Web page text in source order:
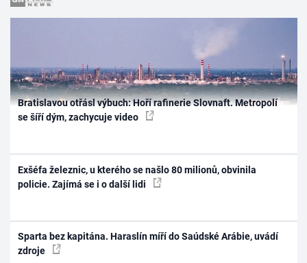
Bratislavou otřásl výbuch: Hoří rafinerie Slovnaft. Metropolí
se šíří dým, zachycuje video
Exšéfa železnic, u kterého se našlo 80 milionů, obvinila
policie. Zajímá se i o další lidi
Sparta bez kapitána. Haraslín míří do Saúdské Arábie, uvádí
zdroje